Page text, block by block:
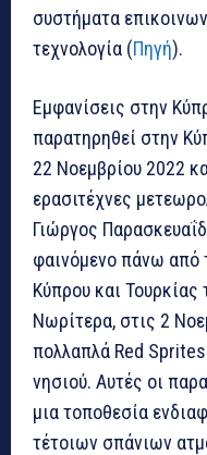
συστήματα
τεχνολογία (Πηγή).
Εμφανίσεις στην
παρατηρηθεί στην
22 Νοεμβρίου 2022
ερασιτέχνες
Γιώργος
φαινόμενο πάνω από
Κύπρου και
Νωρίτερα, στις 2
πολλαπλά Red
νησιού. Αυτές οι
μια τοποθεσία
τέτοιων σπάνιων